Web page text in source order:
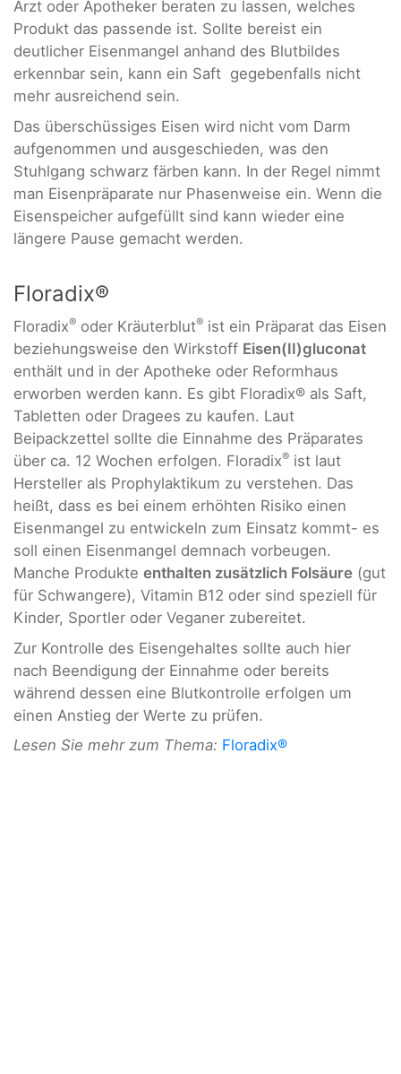
Arzt oder Apotheker beraten zu lassen, welches
Produkt das passende ist. Sollte bereist ein
deutlicher Eisenmangel anhand des Blutbildes
erkennbar sein, kann ein Saft gegebenfalls nicht
mehr ausreichend sein.
Das überschüssiges Eisen wird nicht vom Darm
aufgenommen und ausgeschieden, was den
Stuhlgang schwarz färben kann. In der Regel nimmt
man Eisenpräparate nur Phasenweise ein. Wenn die
Eisenspeicher aufgefüllt sind kann wieder eine
längere Pause gemacht werden.
Floradix®
Floradix® oder Kräuterblut® ist ein Präparat das Eisen
beziehungsweise den Wirkstoff Eisen(II)gluconat
enthält und in der Apotheke oder Reformhaus
erworben werden kann. Es gibt Floradix® als Saft,
Tabletten oder Dragees zu kaufen. Laut
Beipackzettel sollte die Einnahme des Präparates
über ca. 12 Wochen erfolgen. Floradix® ist laut
Hersteller als Prophylaktikum zu verstehen. Das
heißt, dass es bei einem erhöhten Risiko einen
Eisenmangel zu entwickeln zum Einsatz kommt- es
soll einen Eisenmangel demnach vorbeugen.
Manche Produkte enthalten zusätzlich Folsäure (gut
für Schwangere), Vitamin B12 oder sind speziell für
Kinder, Sportler oder Veganer zubereitet.
Zur Kontrolle des Eisengehaltes sollte auch hier
nach Beendigung der Einnahme oder bereits
während dessen eine Blutkontrolle erfolgen um
einen Anstieg der Werte zu prüfen.
Lesen Sie mehr zum Thema: Floradix®